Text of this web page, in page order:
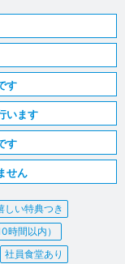
す
います
す
せん
しい特典つき
時間以内）
社員食堂あり